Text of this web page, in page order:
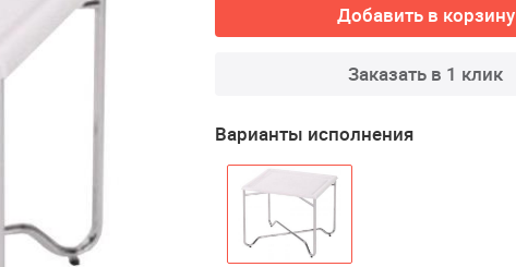
Добавить в корзину
Заказать в 1 клик
Варианты исполнения